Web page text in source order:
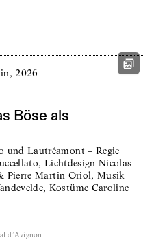
Böse als
und Lautréamont – Regie
Lichtdesign Nicolas
Pierre Martin Oriol, Musik
Kostüme Caroline
d’Avignon